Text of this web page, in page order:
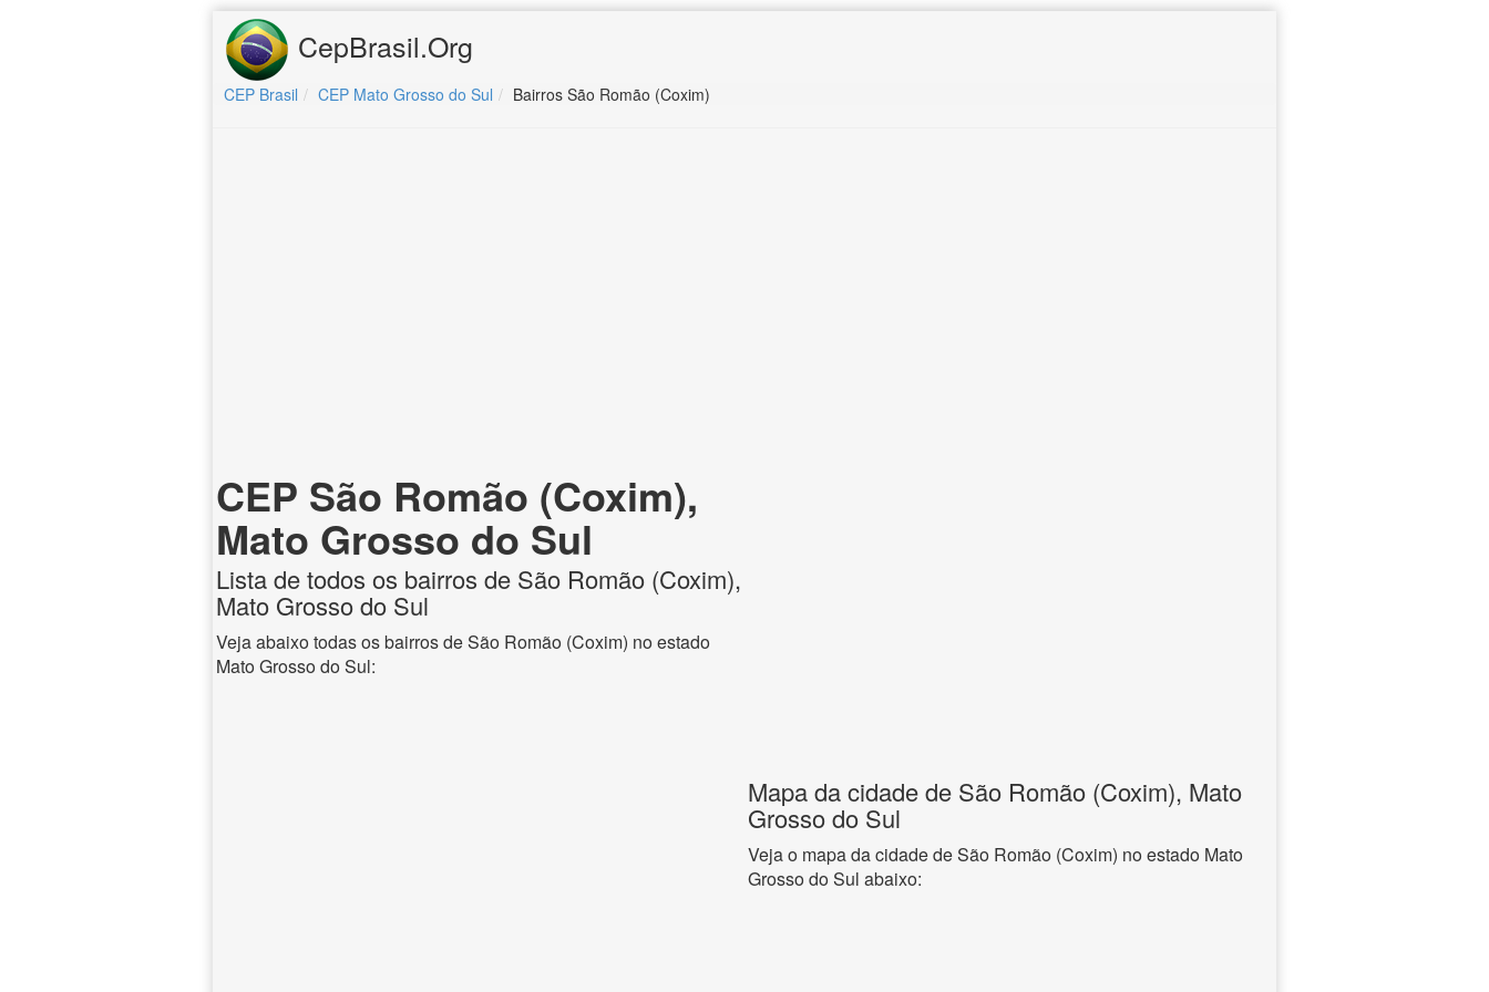
CepBrasil.Org
CEP Brasil CEP Mato Grosso do Sul Bairros São Romão (Coxim)
CEP São Romão (Coxim),
Mato Grosso do Sul
Lista de todos os bairros de São Romão (Coxim),
Mato Grosso do Sul
Veja abaixo todas os bairros de São Romão (Coxim) no estado
Mato Grosso do Sul:
Mapa da cidade de São Romão (Coxim), Mato
Grosso do Sul
Veja o mapa da cidade de São Romão (Coxim) no estado Mato
Grosso do Sul abaixo: